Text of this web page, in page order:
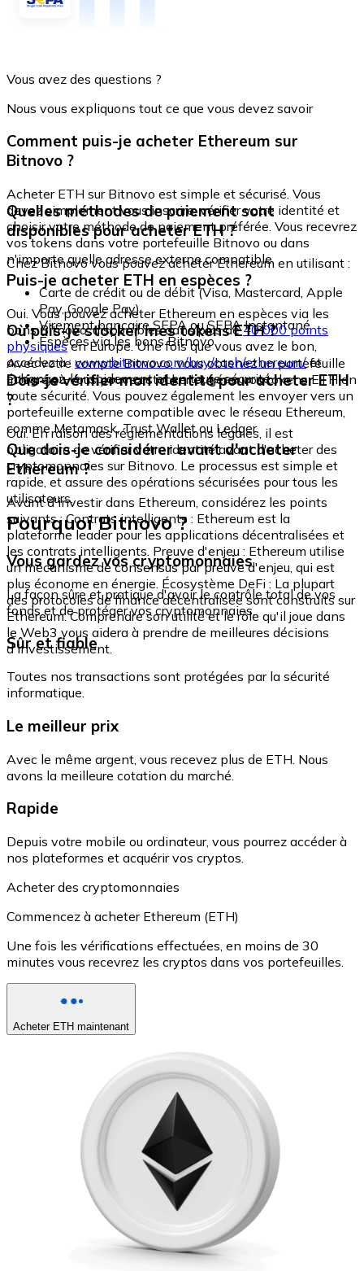
Vous avez des questions ?
Nous vous expliquons tout ce que vous devez savoir
Comment puis-je acheter Ethereum sur
Bitnovo ?
Acheter ETH sur Bitnovo est simple et sécurisé. Vous
devez simplement vous inscrire, vérifier votre identité et
choisir votre méthode de paiement préférée. Vous recevrez
vos tokens dans votre portefeuille Bitnovo ou dans
n'importe quelle adresse externe compatible.
Quelles méthodes de paiement sont
disponibles pour acheter ETH ?
Chez Bitnovo vous pouvez acheter Ethereum en utilisant :
Carte de crédit ou de débit (Visa, Mastercard, Apple
Pay, Google Pay)
Virement bancaire SEPA ou SEPA Instantané
Espèces via les bons Bitnovo
Puis-je acheter ETH en espèces ?
Oui. Vous pouvez acheter Ethereum en espèces via les
bons Bitnovo, disponibles dans plus de40 000 points
physiquesen Europe. Une fois que vous avez le bon,
accédez à : www.bitnovo.com/buy/cash/ethereum/et
échangez-le rapidement et en toute sécurité.
Où puis-je stocker mes tokens ETH ?
Avec votre compte Bitnovo, vous obtenez un portefeuille
intégré où vous pouvez stocker et gérer vos tokens ETH en
toute sécurité. Vous pouvez également les envoyer vers un
portefeuille externe compatible avec le réseau Ethereum,
comme Metamask, Trust Wallet ou Ledger.
Dois-je vérifier mon identité pour acheter ETH
?
Oui. En raison des réglementations légales, il est
obligatoire de vérifier votre identité avant d'acheter des
cryptomonnaies sur Bitnovo. Le processus est simple et
rapide, et assure des opérations sécurisées pour tous les
utilisateurs.
Que dois-je considérer avant d'acheter
Ethereum ?
Avant d'investir dans Ethereum, considérez les points
suivants : Contrats intelligents : Ethereum est la
plateforme leader pour les applications décentralisées et
les contrats intelligents. Preuve d'enjeu : Ethereum utilise
un mécanisme de consensus par preuve d'enjeu, qui est
plus économe en énergie. Écosystème DeFi : La plupart
des protocoles de finance décentralisée sont construits sur
Ethereum. Comprendre son utilité et le rôle qu'il joue dans
le Web3 vous aidera à prendre de meilleures décisions
d'investissement.
Pourquoi Bitnovo ?
Vous gardez vos cryptomonnaies
La façon sûre et pratique d'avoir le contrôle total de vos
fonds et de protéger vos cryptomonnaies.
Sûr et fiable
Toutes nos transactions sont protégées par la sécurité
informatique.
Le meilleur prix
Avec le même argent, vous recevez plus de ETH. Nous
avons la meilleure cotation du marché.
Rapide
Depuis votre mobile ou ordinateur, vous pourrez accéder à
nos plateformes et acquérir vos cryptos.
Acheter des cryptomonnaies
Commencez à acheter Ethereum (ETH)
Une fois les vérifications effectuées, en moins de 30
minutes vous recevrez les cryptos dans vos portefeuilles.
Acheter ETH maintenant